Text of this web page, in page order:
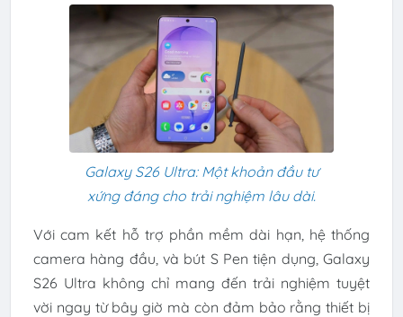
Galaxy S26 Ultra: Một khoản đầu tư
xứng đáng cho trải nghiệm lâu dài.
Với cam kết hỗ trợ phần mềm dài hạn, hệ thống
camera hàng đầu, và bút S Pen tiện dụng, Galaxy
S26 Ultra không chỉ mang đến trải nghiệm tuyệt
vời ngay từ bây giờ mà còn đảm bảo rằng thiết bị